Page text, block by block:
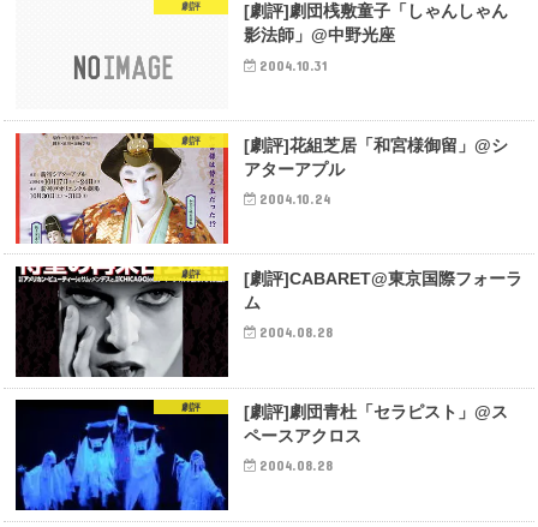
劇評
[劇評]劇団桟敷童子「しゃんしゃん
影法師」@中野光座
2004.10.31
劇評
[劇評]花組芝居「和宮様御留」@シ
アターアプル
2004.10.24
劇評
[劇評]CABARET@東京国際フォーラ
ム
2004.08.28
劇評
[劇評]劇団青杜「セラピスト」@ス
ペースアクロス
2004.08.28